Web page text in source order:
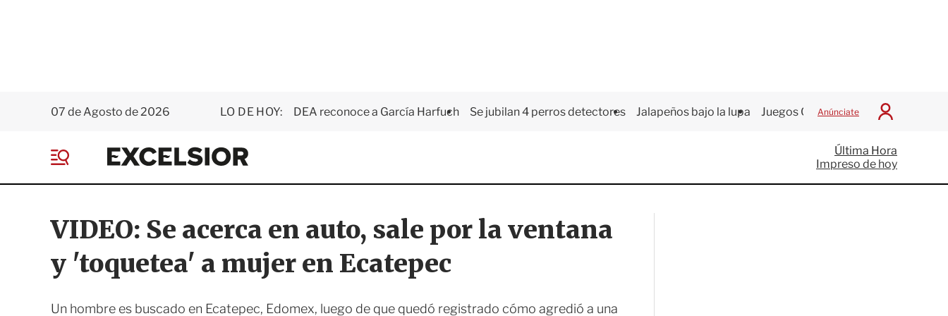
07 de Agosto de 2026 LO DE HOY: DEA reconoce a García Harfuch Se jubilan 4 perros detectores Jalapeños bajo la lupa Juegos Centroamericanos
Anúnciate
I
c
i
a
E
x
e
i
o
r
e
Última Hora
Impreso de hoy
VIDEO: Se acerca en auto, sale por la ventana
y 'toquetea' a mujer en Ecatepec
Un hombre es buscado en Ecatepec, Edomex, luego de que quedó registrado cómo agredió a una